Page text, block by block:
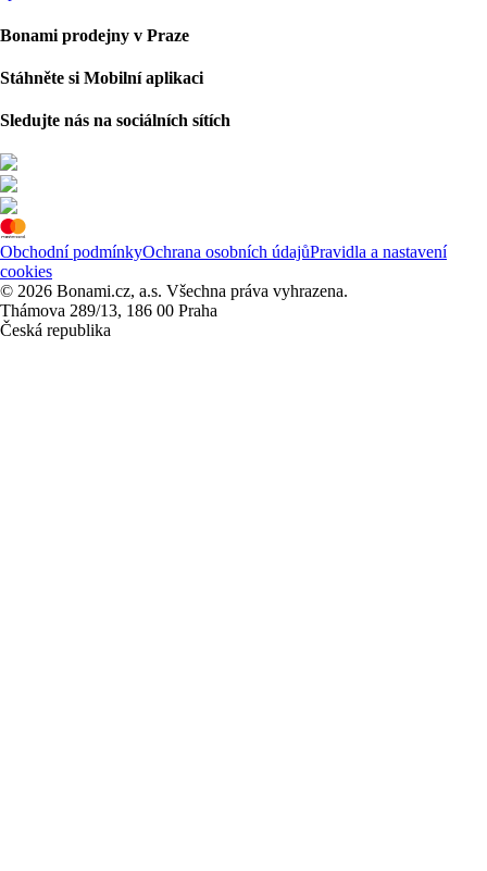
Bonami prodejny v Praze
Stáhněte si Mobilní aplikaci
Sledujte nás na sociálních sítích
Obchodní podmínkyOchrana osobních údajůPravidla a nastavení
cookies
© 2026 Bonami.cz, a.s. Všechna práva vyhrazena.
Thámova 289/13, 186 00 Praha
Česká republika